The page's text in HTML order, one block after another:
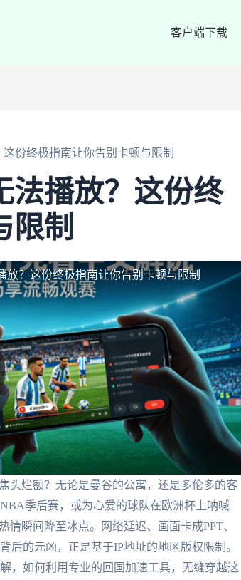
客户端下载
份终极指南让你告别卡顿与限制
法播放？这份终
限制
放？这份终极指南让你告别卡顿与限制
头烂额？无论是曼谷的公寓，还是多伦多的客
季后赛，或为心爱的球队在欧洲杯上呐喊
瞬间降至冰点。网络延迟、画面卡成PPT、
后的元凶，正是基于IP地址的地区版权限制。
，如何利用专业的回国加速工具，无缝穿越这